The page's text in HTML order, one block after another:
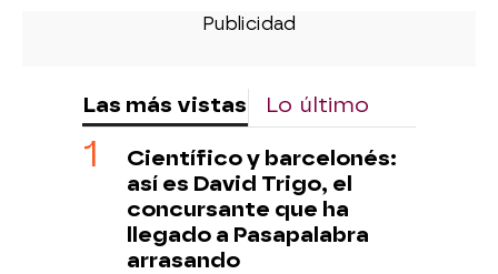
Las más vistas Lo último
Científico y barcelonés:
así es David Trigo, el
concursante que ha
llegado a Pasapalabra
arrasando